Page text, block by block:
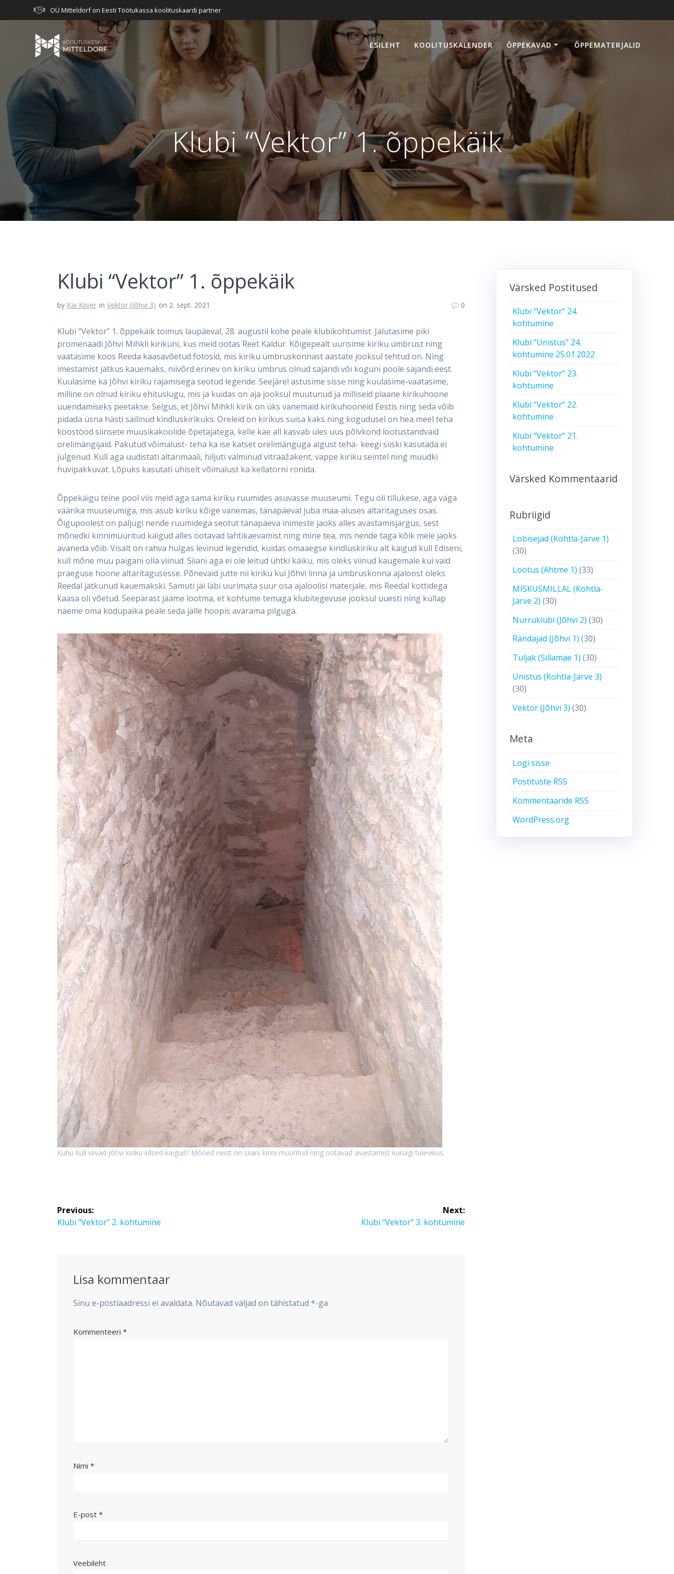
to
OÜ Mitteldorf on Eesti Töötukassa koolituskaardi partner
ESILEHT KOOLITUSKALENDER ÕPPEKAVAD ÕPPEMATERJALID
Klubi “Vektor” 1. õppekäik
Klubi “Vektor” 1. õppekäik
by Kai Kiiver in Vektor (Jõhvi 3) on 2. sept. 2021 0
Klubi “Vektor” 1. õppekäik toimus laupäeval, 28. augustil kohe peale klubikohtumist. Jalutasime piki
promenaadi Jõhvi Mihkli kirikuni, kus meid ootas Reet Kaldur. Kõigepealt uurisime kiriku ümbrust ning
vaatasime koos Reeda kaasavõetud fotosid, mis kiriku ümbruskonnast aastate jooksul tehtud on. Ning
imestamist jätkus kauemaks, niivõrd erinev on kiriku ümbrus olnud sajandi või koguni poole sajandi eest.
Kuulasime ka Jõhvi kiriku rajamisega seotud legende. Seejärel astusime sisse ning kuulasime-vaatasime,
milline on olnud kiriku ehituslugu, mis ja kuidas on aja jooksul muutunud ja milliseid plaane kirikuhoone
uuendamiseks peetakse. Selgus, et Jõhvi Mihkli kirik on üks vanemaid kirikuhooneid Eestis ning seda võib
pidada üsna hästi säilinud kindluskirikuks. Oreleid on kirikus suisa kaks ning kogudusel on hea meel teha
koostööd siinsete muusikakoolide õpetajatega, kelle käe all kasvab üles uus põlvkond lootustandvaid
orelimängijaid. Pakutud võimalust- teha ka ise katset orelimänguga algust teha- keegi siiski kasutada ei
julgenud. Küll aga uudistati altarimaali, hiljuti valminud vitraažakent, vappe kiriku seintel ning muudki
huvipakkuvat. Lõpuks kasutati ühiselt võimalust ka kellatorni ronida.
Õppekäigu teine pool viis meid aga sama kiriku ruumides asuvasse muuseumi. Tegu oli tillukese, aga väga
väärika muuseumiga, mis asub kiriku kõige vanemas, tänapäeval juba maa-aluses altaritaguses osas.
Õigupoolest on paljugi nende ruumidega seotut tänapäeva inimeste jaoks alles avastamisjärgus, sest
mõnedki kinnimüüritud käigud alles ootavad lahtikaevamist ning mine tea, mis nende taga kõik meie jaoks
avaneda võib. Visalt on rahva hulgas levinud legendid, kuidas omaaegse kindluskiriku alt käigud küll Ediseni,
küll mõne muu paigani olla viinud. Siiani aga ei ole leitud ühtki käiku, mis oleks viinud kaugemale kui vaid
praeguse hoone altaritagusesse. Põnevaid jutte nii kiriku kui Jõhvi linna ja ümbruskonna ajaloost oleks
Reedal jätkunud kauemakski. Samuti jäi läbi uurimata suur osa ajaloolisi materjale, mis Reedal kottidega
kaasa oli võetud. Seepärast jääme lootma, et kohtume temaga klubitegevuse jooksul uuesti ning küllap
näeme oma kodupaika peale seda jälle hoopis avarama pilguga.
Kuhu küll viivad Jõhvi kiriku iidsed käigud? Mõned neist on siiani kinni müüritud ning ootavad avastamist kunagi tulevikus.
Navigeerimine
Previous:
Previous
Klubi “Vektor” 2. kohtumine
Next:
Next
Klubi “Vektor” 3. kohtumine
Lisa kommentaar
Sinu e-postiaadressi ei avaldata. Nõutavad väljad on tähistatud*-ga
Kommenteeri*
Nimi*
E-post*
Veebileht
Värsked Postitused
Klubi “Vektor” 24.
kohtumine
Klubi “Unistus” 24.
kohtumine 25.01.2022
Klubi “Vektor” 23.
kohtumine
Klubi “Vektor” 22.
kohtumine
Klubi “Vektor” 21.
kohtumine
Värsked Kommentaarid
Rubriigid
Lobisejad (Kohtla-Järve 1)
(30)
Lootus (Ahtme 1) (33)
MISKUSMILLAL (Kohtla-
Järve 2) (30)
Nurruklubi (Jõhvi 2) (30)
Rändajad (Jõhvi 1) (30)
Tuljak (Sillamäe 1) (30)
Unistus (Kohtla-Järve 3)
(30)
Vektor (Jõhvi 3) (30)
Meta
Logi sisse
Postituste RSS
Kommentaaride RSS
WordPress.org